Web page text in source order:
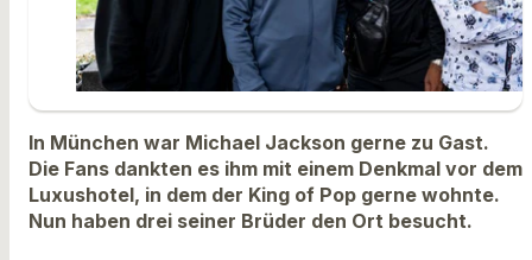
In München war Michael Jackson gerne zu Gast.
Die Fans dankten es ihm mit einem Denkmal vor dem
Luxushotel, in dem der King of Pop gerne wohnte.
Nun haben drei seiner Brüder den Ort besucht.